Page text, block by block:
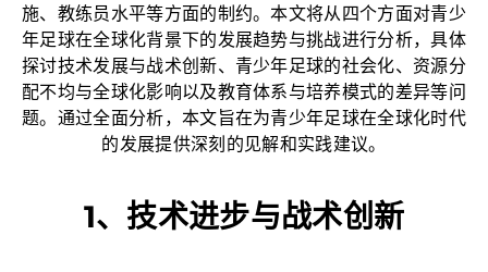
施、教练员水平等方面的制约。本文将从四个方面对青少
年足球在全球化背景下的发展趋势与挑战进行分析，具体
探讨技术发展与战术创新、青少年足球的社会化、资源分
配不均与全球化影响以及教育体系与培养模式的差异等问
题。通过全面分析，本文旨在为青少年足球在全球化时代
的发展提供深刻的见解和实践建议。
1、技术进步与战术创新